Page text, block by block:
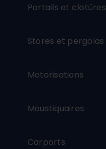
Portails et clotûres
Stores et pergolas
Motorisations
Moustiquaires
Carports